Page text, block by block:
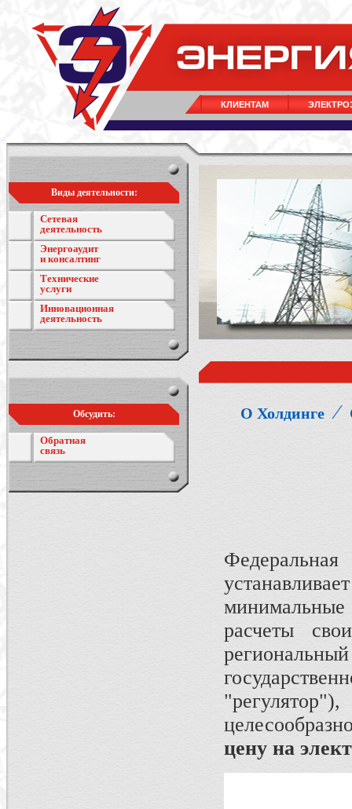
КЛИЕНТАМ
Виды деятельности:
Сетевая
деятельность
Энергоаудит
и консалтинг
Технические
услуги
Инновационная
деятельность
Обсудить:
Обратная
связь
О Холдинге ⁄
минимальные
расчеты
цену на